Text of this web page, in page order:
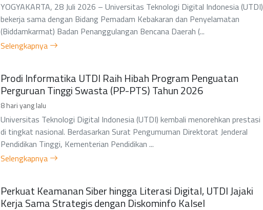
YOGYAKARTA, 28 Juli 2026 – Universitas Teknologi Digital Indonesia (UTDI)
bekerja sama dengan Bidang Pemadam Kebakaran dan Penyelamatan
(Biddamkarmat) Badan Penanggulangan Bencana Daerah (...
Selengkapnya
Prodi Informatika UTDI Raih Hibah Program Penguatan
Perguruan Tinggi Swasta (PP-PTS) Tahun 2026
8 hari yang lalu
Universitas Teknologi Digital Indonesia (UTDI) kembali menorehkan prestasi
di tingkat nasional. Berdasarkan Surat Pengumuman Direktorat Jenderal
Pendidikan Tinggi, Kementerian Pendidikan ...
Selengkapnya
Perkuat Keamanan Siber hingga Literasi Digital, UTDI Jajaki
Kerja Sama Strategis dengan Diskominfo Kalsel